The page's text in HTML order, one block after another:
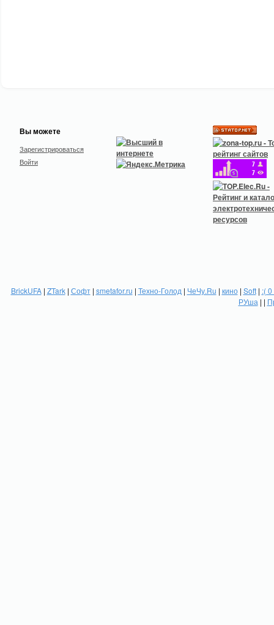
Вы можете
Зарегистрироваться
Войти
BrickUFA| ZTark| Софт| smetafor.ru | Техно-Голод | ЧеЧу.Ru | кино| Soft| :(
РУша | |